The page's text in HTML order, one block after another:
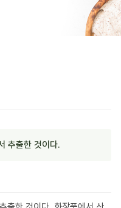
추출한 것이다.